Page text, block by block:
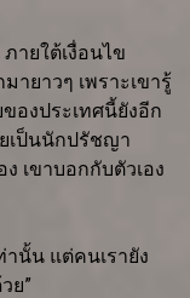
ายใต้เงื่อนไข
ยาวๆ เพราะเขารู้
องประเทศนี้ยังอีก
เป็นนักปรัชญา
เขาบอกกับตัวเอง
นั้น แต่คนเรายัง
ย”